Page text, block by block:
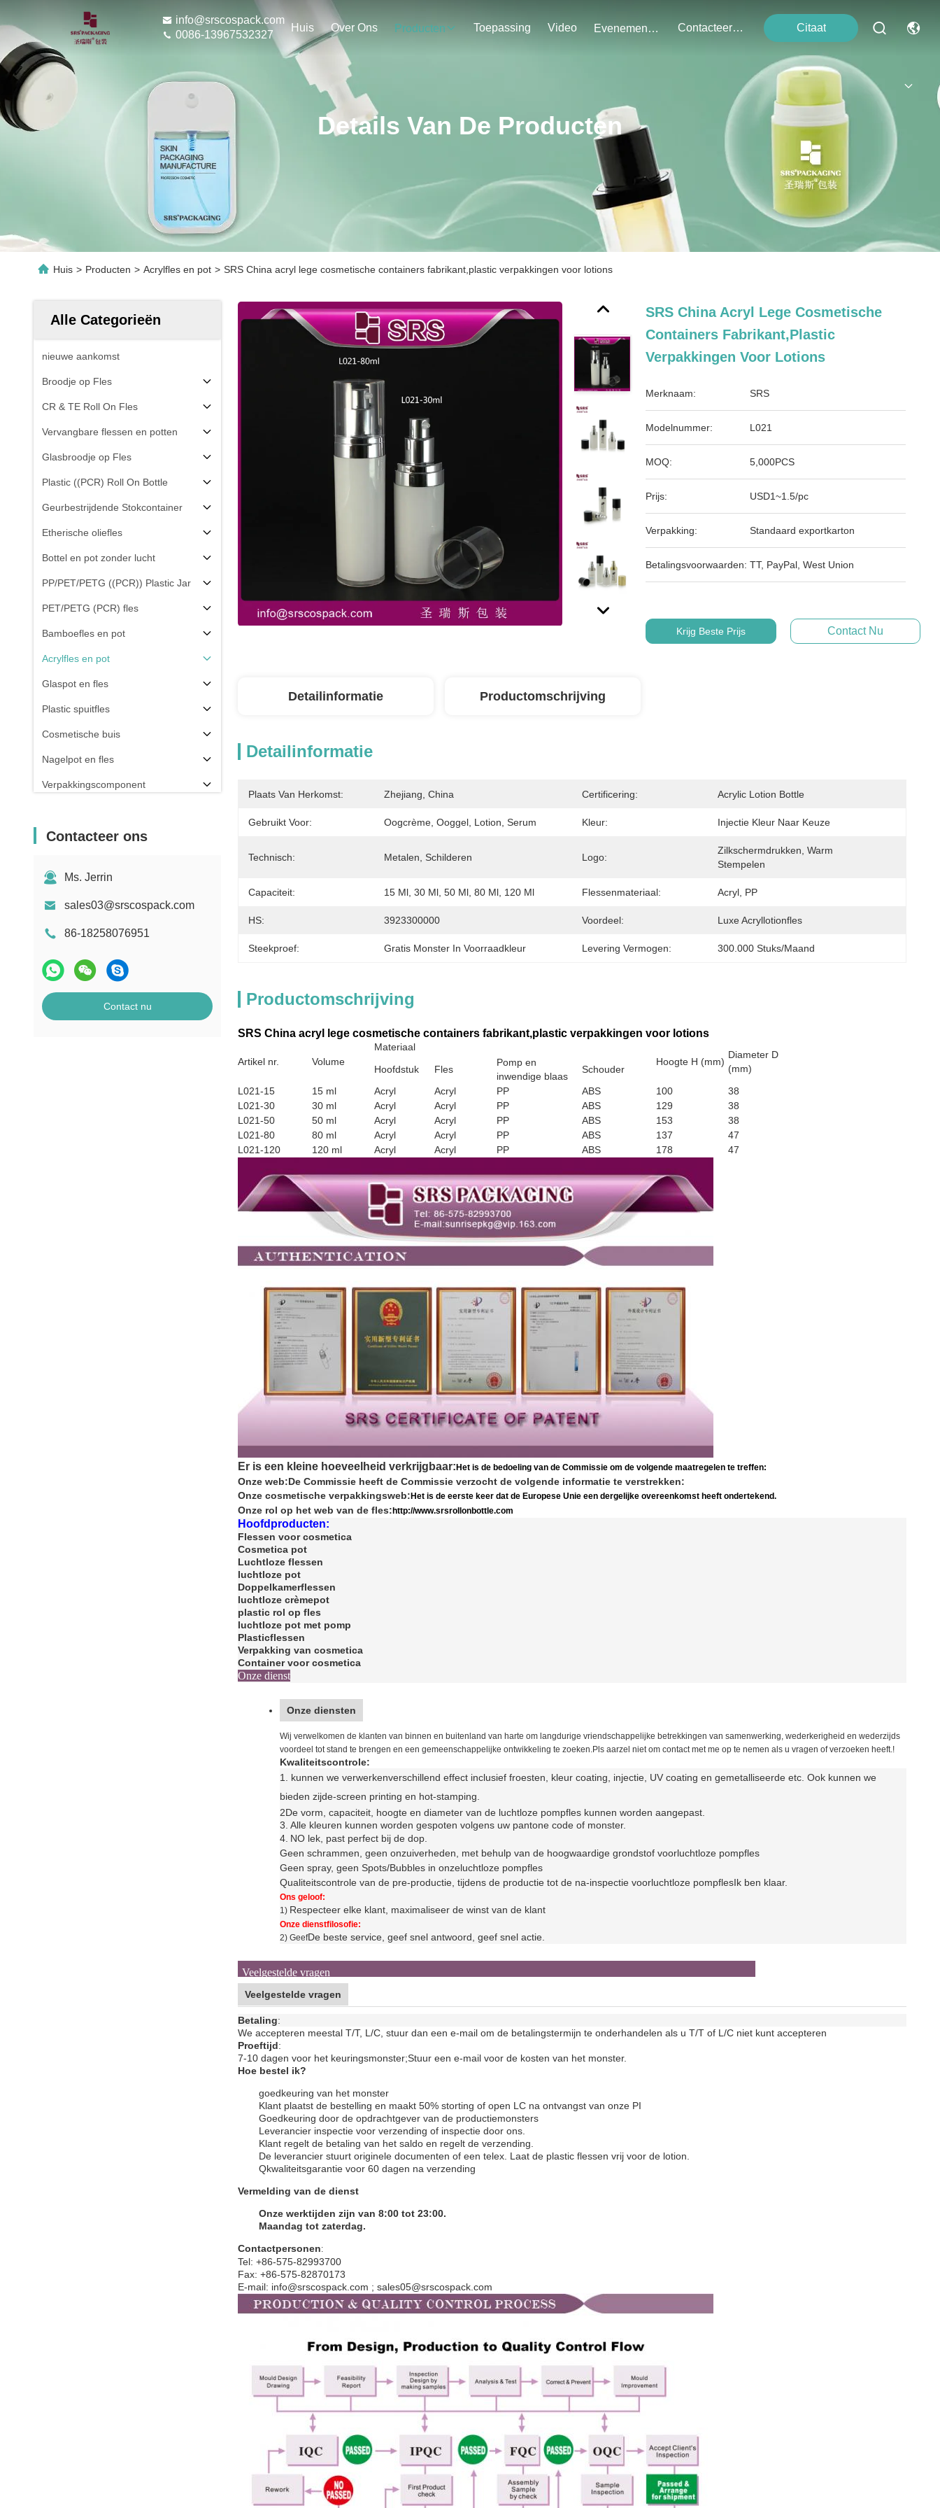
info@srscospack.com
0086-13967532327
Huis Over Ons Producten Toepassing Video Evenementen Contacteer Ons Citaat
Details Van De Producten
Huis > Producten > Acrylfles en pot > SRS China acryl lege cosmetische containers fabrikant,plastic verpakkingen voor lotions
Alle Categorieën
nieuwe aankomst
Broodje op Fles
CR & TE Roll On Fles
Vervangbare flessen en potten
Glasbroodje op Fles
Plastic ((PCR) Roll On Bottle
Geurbestrijdende Stokcontainer
Etherische oliefles
Bottel en pot zonder lucht
PP/PET/PETG ((PCR)) Plastic Jar
PET/PETG (PCR) fles
Bamboefles en pot
Acrylfles en pot
Glaspot en fles
Plastic spuitfles
Cosmetische buis
Nagelpot en fles
Verpakkingscomponent
Contacteer ons
Ms. Jerrin
sales03@srscospack.com
86-18258076951
Contact nu
SRS China Acryl Lege Cosmetische
Containers Fabrikant,plastic
Verpakkingen Voor Lotions
Merknaam: SRS
Modelnummer: L021
MOQ: 5,000PCS
Prijs: USD1~1.5/pc
Verpakking: Standaard exportkarton
Betalingsvoorwaarden: TT, PayPal, West Union
Krijg Beste Prijs Contact Nu
Detailinformatie Productomschrijving
Detailinformatie
Plaats Van Herkomst: Zhejiang, China Certificering: Acrylic Lotion Bottle
Gebruikt Voor: Oogcrème, Ooggel, Lotion, Serum Kleur: Injectie Kleur Naar Keuze
Technisch: Metalen, Schilderen Logo:
Zilkschermdrukken, Warm
Stempelen
Capaciteit: 15 Ml, 30 Ml, 50 Ml, 80 Ml, 120 Ml Flessenmateriaal: Acryl, PP
HS: 3923300000 Voordeel: Luxe Acryllotionfles
Steekproef: Gratis Monster In Voorraadkleur Levering Vermogen: 300.000 Stuks/maand
Productomschrijving
SRS China acryl lege cosmetische containers fabrikant,plastic verpakkingen voor lotions
Artikel nr. Volume
Materiaal
Hoogte H (mm)
Diameter D
(mm)
Hoofdstuk Fles
Pomp en
inwendige blaas
Schouder
L021-15
15 ml Acryl Acryl PP ABS 100
38
L021-30
30 ml Acryl Acryl PP ABS 129
38
L021-50
50 ml Acryl Acryl PP ABS 153
38
L021-80
80 ml Acryl Acryl PP ABS 137
47
L021-120
120 ml Acryl Acryl PP ABS 178 47
Er is een kleine hoeveelheid verkrijgbaar: Het is de bedoeling van de Commissie om de volgende maatregelen te treffen:
Onze web:De Commissie heeft de Commissie verzocht de volgende informatie te verstrekken:
Onze cosmetische verpakkingsweb: Het is de eerste keer dat de Europese Unie een dergelijke overeenkomst heeft ondertekend.
Onze rol op het web van de fles: http://www.srsrollonbottle.com
Hoofdproducten:
Flessen voor cosmetica
Cosmetica pot
Luchtloze flessen
luchtloze pot
Doppelkamerflessen
luchtloze crèmepot
plastic rol op fles
luchtloze pot met pomp
Plasticflessen
Verpakking van cosmetica
Container voor cosmetica
Onze dienst
Onze diensten
Wij verwelkomen de klanten van binnen en buitenland van harte om langdurige vriendschappelijke betrekkingen van samenwerking, wederkerigheid en wederzijds
voordeel tot stand te brengen en een gemeenschappelijke ontwikkeling te zoeken.Pls aarzel niet om contact met me op te nemen als u vragen of verzoeken heeft.!
Kwaliteitscontrole:
1. kunnen we verwerkenverschillend effect inclusief froesten, kleur coating, injectie, UV coating en gemetalliseerde etc. Ook kunnen we
bieden zijde-screen printing en hot-stamping
2De vorm, capaciteit, hoogte en diameter van de luchtloze pompfles kunnen worden aangepast.
3. Alle kleuren kunnen worden gespoten volgens uw pantone code of monster.
4. NO lek, past perfect bij de dop.
Geen schrammen, geen onzuiverheden, met behulp van de hoogwaardige grondstof voorluchtloze pompfles
Geen spray, geen Spots/Bubbles in onzeluchtloze pompfles
Qualiteitscontrole van de pre-productie, tijdens de productie tot de na-inspectie voorluchtloze pompflesIk ben klaar.
Ons geloof:
1) Respecteer elke klant, maximaliseer de winst van de klant
Onze dienstfilosofie:
2) GeefDe beste service, geef snel antwoord, geef snel actie.
Veelgestelde vragen
Veelgestelde vragen
Betaling:
We accepteren meestal T/T, L/C, stuur dan een e-mail om de betalingstermijn te onderhandelen als u T/T of L/C niet kunt accepteren
Proeftijd:
7-10 dagen voor het keuringsmonster;Stuur een e-mail voor de kosten van het monster.
Hoe bestel ik?
goedkeuring van het monster
Klant plaatst de bestelling en maakt 50% storting of open LC na ontvangst van onze PI
Goedkeuring door de opdrachtgever van de productiemonsters
Leverancier inspectie voor verzending of inspectie door ons.
Klant regelt de betaling van het saldo en regelt de verzending.
De leverancier stuurt originele documenten of een telex. Laat de plastic flessen vrij voor de lotion.
Qkwaliteitsgarantie voor 60 dagen na verzending
Vermelding van de dienst
Onze werktijden zijn van 8:00 tot 23:00.
Maandag tot zaterdag.
Contactpersonen:
Tel: +86-575-82993700
Fax: +86-575-82870173
E-mail: info@srscospack.com ; sales05@srscospack.com